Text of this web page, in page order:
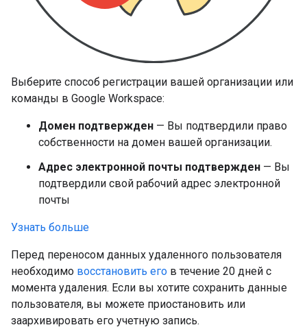
Выберите способ регистрации вашей организации или
команды в Google Workspace:
Домен подтвержден — Вы подтвердили право
собственности на домен вашей организации.
Адрес электронной почты подтвержден — Вы
подтвердили свой рабочий адрес электронной
почты
Узнать больше
Перед переносом данных удаленного пользователя
необходимо восстановить его в течение 20 дней с
момента удаления. Если вы хотите сохранить данные
пользователя, вы можете приостановить или
заархивировать его учетную запись.